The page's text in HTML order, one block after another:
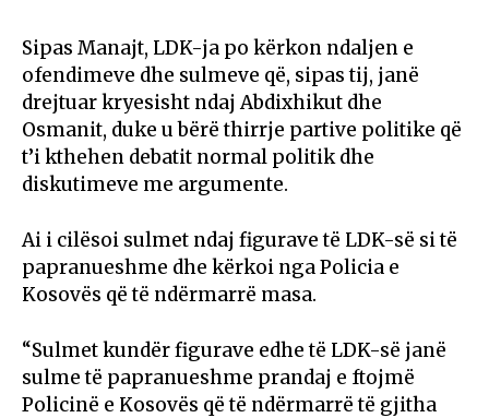
Sipas Manajt, LDK-ja po kërkon ndaljen e
ofendimeve dhe sulmeve që, sipas tij, janë
drejtuar kryesisht ndaj Abdixhikut dhe
Osmanit, duke u bërë thirrje partive politike që
t’i kthehen debatit normal politik dhe
diskutimeve me argumente.
Ai i cilësoi sulmet ndaj figurave të LDK-së si të
papranueshme dhe kërkoi nga Policia e
Kosovës që të ndërmarrë masa.
“Sulmet kundër figurave edhe të LDK-së janë
sulme të papranueshme prandaj e ftojmë
Policinë e Kosovës që të ndërmarrë të gjitha